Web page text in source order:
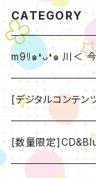
CATEGORY
m9ﾘ๑❛ᴗ❛๑ 川＜
[デジタルコンテン
[数量限定